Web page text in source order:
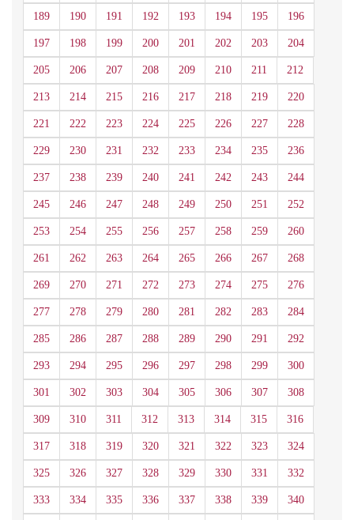
189 190 191 192 193 194 195 196
197 198 199 200 201 202 203 204
205 206 207 208 209 210 211 212
213 214 215 216 217 218 219 220
221 222 223 224 225 226 227 228
229 230 231 232 233 234 235 236
237 238 239 240 241 242 243 244
245 246 247 248 249 250 251 252
253 254 255 256 257 258 259 260
261 262 263 264 265 266 267 268
269 270 271 272 273 274 275 276
277 278 279 280 281 282 283 284
285 286 287 288 289 290 291 292
293 294 295 296 297 298 299 300
301 302 303 304 305 306 307 308
309 310 311 312 313 314 315 316
317 318 319 320 321 322 323 324
325 326 327 328 329 330 331 332
333 334 335 336 337 338 339 340